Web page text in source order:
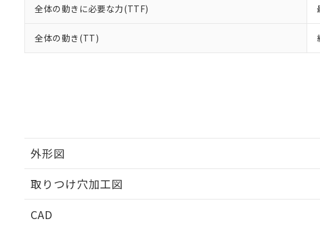
全体の動きに必要な力(TTF)
全体の動き(TT)
外形図
取りつけ穴加工図
CAD